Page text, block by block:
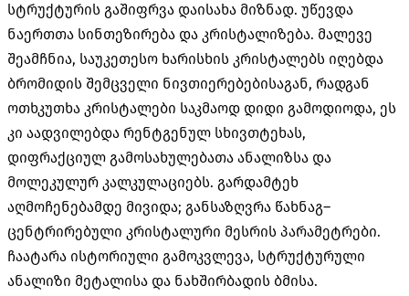
სტრუქტურის გაშიფრვა დაისახა მიზნად. უწევდა
ნაერთთა სინთეზირება და კრისტალიზება. მალევე
შეამჩნია, საუკეთესო ხარისხის კრისტალებს იღებდა
ბრომიდის შემცველი ნივთიერებებისაგან, რადგან
ოთხკუთხა კრისტალები საკმაოდ დიდი გამოდიოდა, ეს
კი აადვილებდა რენტგენულ სხივთტეხას,
დიფრაქციულ გამოსახულებათა ანალიზსა და
მოლეკულურ კალკულაციებს. გარდამტეხ
აღმოჩენებამდე მივიდა; განსაზღვრა წახნაგ–
ცენტრირებული კრისტალური მესრის პარამეტრები.
ჩაატარა ისტორიული გამოკვლევა, სტრუქტურული
ანალიზი მეტალისა და ნახშირბადის ბმისა.